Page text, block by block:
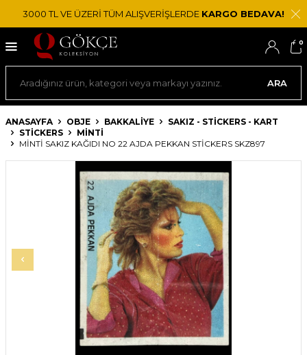
3000 TL VE ÜZERİ TÜM ALIŞVERİŞLERDE KARGO BEDAVA!
ARA
0
ANASAYFA OBJE BAKKALIYE
SAKIZ - STICKERS - KART
STICKERS
MINTI
MİNTİ SAKIZ KAĞIDI NO 22 AJDA PEKKAN STICKERS SKZ897